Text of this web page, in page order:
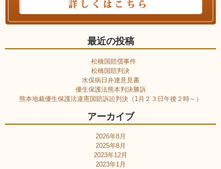
最近の投稿
松橋国賠償事件
松橋国賠判決
水俣病日弁連意見書
優生保護法熊本判決勝訴
熊本地裁優生保護法違憲国賠訴訟判決（1月２３日午後２時～）
アーカイブ
2026年8月
2025年8月
2023年12月
2023年1月